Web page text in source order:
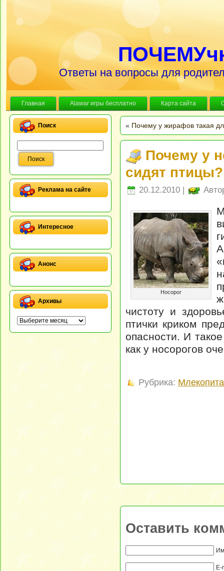
Ответы на вопросы для
Главная Alawar игры бесплатно Карта сайта
Поиск
Реклама на сайте
Интересное
Анонс
Архивы
« Почему у жирафов такая
Почему у
сидят птицы?
20.12.2010 |
Носорог
чистоту и
птички криком
опасности. И
как у носорогов
Рубрика:
Оставить
E-